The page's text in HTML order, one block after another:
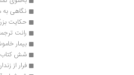
نگاهی به
حکایت
رانت
بیمار
شش کتاب
فرار از